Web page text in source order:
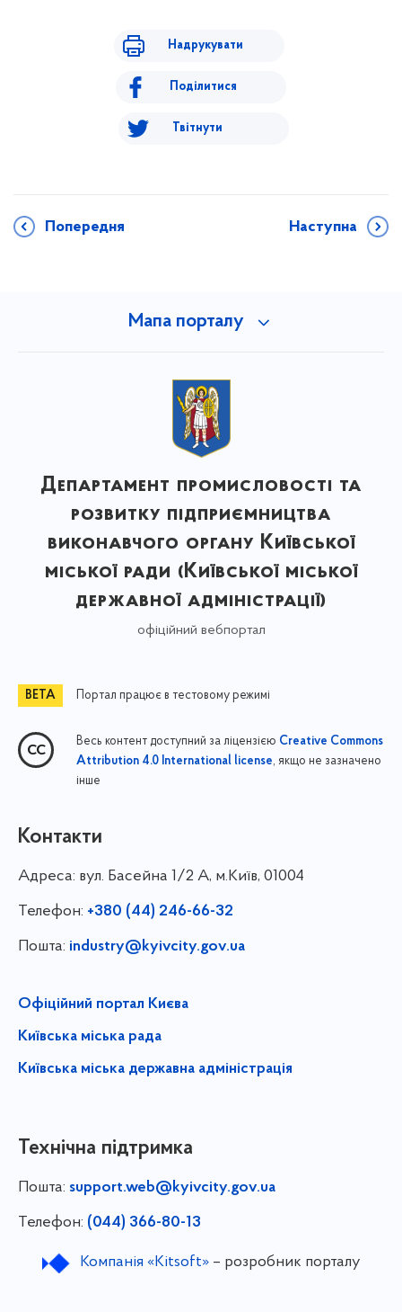
Надрукувати
Поділитися
Твітнути
Попередня Наступна
Мапа порталу
Департамент промисловості та
розвитку підприємництва
виконавчого органу Київської
міської ради (Київської міської
державної адміністрації)
офіційний вебпортал
Портал працює в тестовому режимі
Весь контент доступний за ліцензією Creative Commons
Attribution 4.0 International license, якщо не зазначено
інше
Контакти
Адреса: вул. Басейна 1/⁠2 А, м.Київ, 01004
Телефон: +380 (44) 246-66-32
Пошта: industry@kyivcity.gov.ua
Офіційний портал Києва
Київська міська рада
Київська міська державна адміністрація
Технічна підтримка
Пошта: support.web@kyivcity.gov.ua
Телефон: (044) 366-80-13
Компанія «Kitsoft»– розробник порталу